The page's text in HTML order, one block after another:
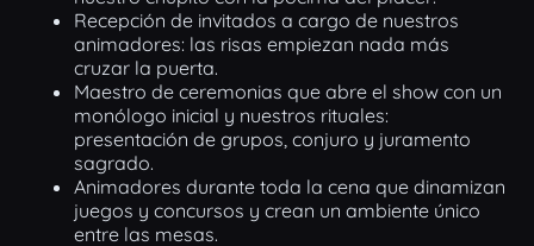
Recepción de invitados a cargo de nuestros
animadores: las risas empiezan nada más
cruzar la puerta.
Maestro de ceremonias que abre el show con un
monólogo inicial y nuestros rituales:
presentación de grupos, conjuro y juramento
sagrado.
Animadores durante toda la cena que dinamizan
juegos y concursos y crean un ambiente único
entre las mesas.